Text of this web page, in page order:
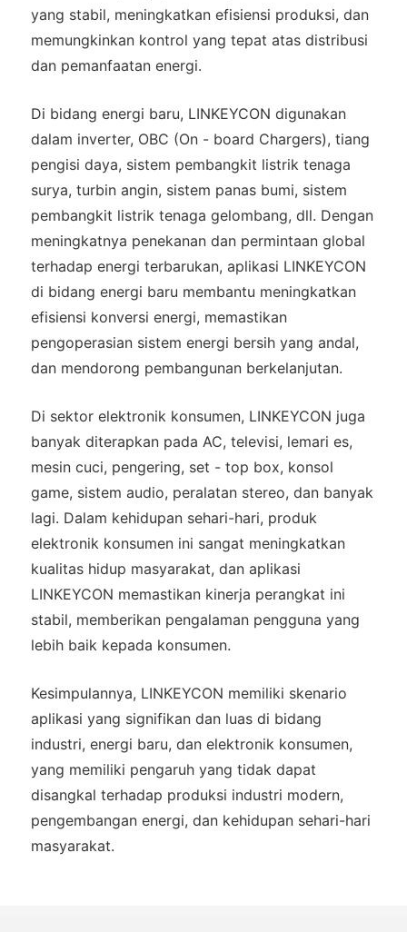
yang stabil, meningkatkan efisiensi produksi, dan
memungkinkan kontrol yang tepat atas distribusi
dan pemanfaatan energi.
Di bidang energi baru, LINKEYCON digunakan
dalam inverter, OBC (On - board Chargers), tiang
pengisi daya, sistem pembangkit listrik tenaga
surya, turbin angin, sistem panas bumi, sistem
pembangkit listrik tenaga gelombang, dll. Dengan
meningkatnya penekanan dan permintaan global
terhadap energi terbarukan, aplikasi LINKEYCON
di bidang energi baru membantu meningkatkan
efisiensi konversi energi, memastikan
pengoperasian sistem energi bersih yang andal,
dan mendorong pembangunan berkelanjutan.
Di sektor elektronik konsumen, LINKEYCON juga
banyak diterapkan pada AC, televisi, lemari es,
mesin cuci, pengering, set - top box, konsol
game, sistem audio, peralatan stereo, dan banyak
lagi. Dalam kehidupan sehari-hari, produk
elektronik konsumen ini sangat meningkatkan
kualitas hidup masyarakat, dan aplikasi
LINKEYCON memastikan kinerja perangkat ini
stabil, memberikan pengalaman pengguna yang
lebih baik kepada konsumen.
Kesimpulannya, LINKEYCON memiliki skenario
aplikasi yang signifikan dan luas di bidang
industri, energi baru, dan elektronik konsumen,
yang memiliki pengaruh yang tidak dapat
disangkal terhadap produksi industri modern,
pengembangan energi, dan kehidupan sehari-hari
masyarakat.